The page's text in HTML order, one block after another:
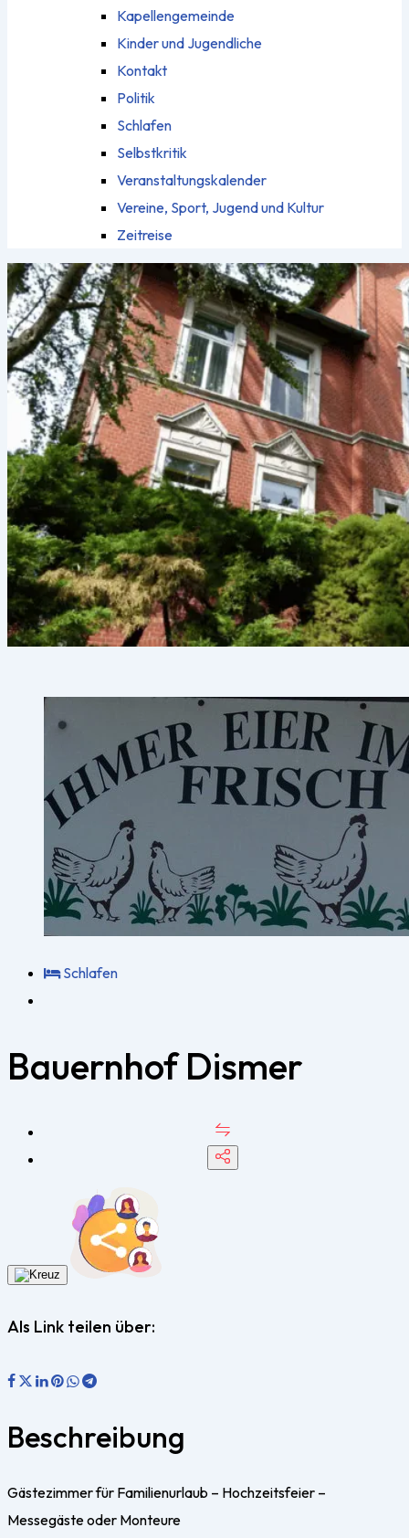
Kapellengemeinde
Kinder und Jugendliche
Kontakt
Politik
Schlafen
Selbstkritik
Veranstaltungskalender
Vereine, Sport, Jugend und Kultur
Zeitreise
Schlafen
Bauernhof Dismer
Als Link teilen über:
Beschreibung
Gästezimmer für Familienurlaub – Hochzeitsfeier –
Messegäste oder Monteure